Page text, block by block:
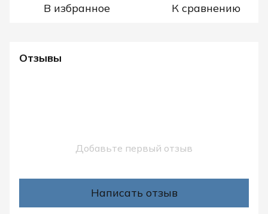
В избранное К сравнению
Отзывы
Добавьте первый отзыв
Написать отзыв